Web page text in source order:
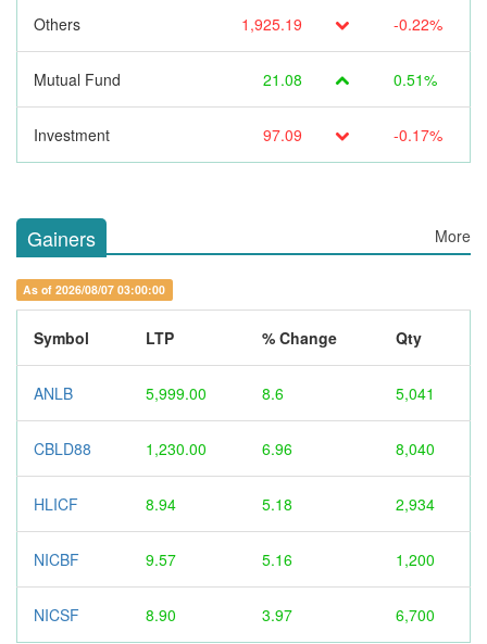
Others 1,925.19 -0.22%
Mutual Fund 21.08 0.51%
Investment 97.09 -0.17%
Gainers More
As of 2026/08/07 03:00:00
Symbol LTP % Change Qty
ANLB 5,999.00 8.6 5,041
CBLD88 1,230.00 6.96 8,040
HLICF 8.94 5.18 2,934
NICBF 9.57 5.16 1,200
NICSF 8.90 3.97 6,700